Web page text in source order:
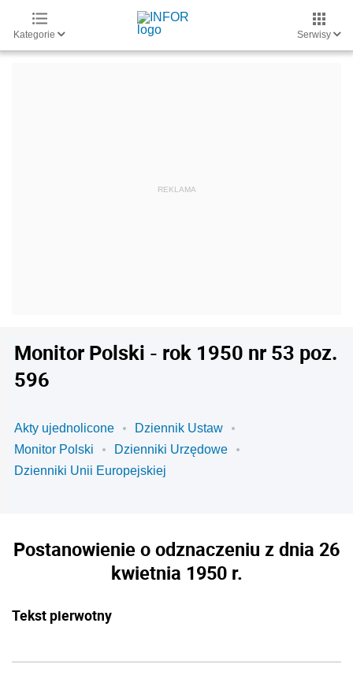
Kategorie Serwisy
Monitor Polski - rok 1950 nr 53 poz.
596
Akty ujednolicone
Dziennik Ustaw
Monitor Polski
Dzienniki Urzędowe
Dzienniki Unii Europejskiej
Postanowienie o odznaczeniu z dnia 26
kwietnia 1950 r.
Tekst pierwotny